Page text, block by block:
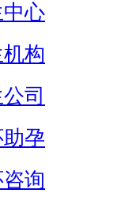
中心
构
司
孕
询